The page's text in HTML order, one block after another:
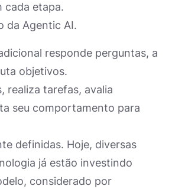
cada etapa.
da Agentic AI.
responde perguntas, a
objetivos.
realiza tarefas, avalia
seu comportamento para
definidas. Hoje, diversas
já estão investindo
considerado por